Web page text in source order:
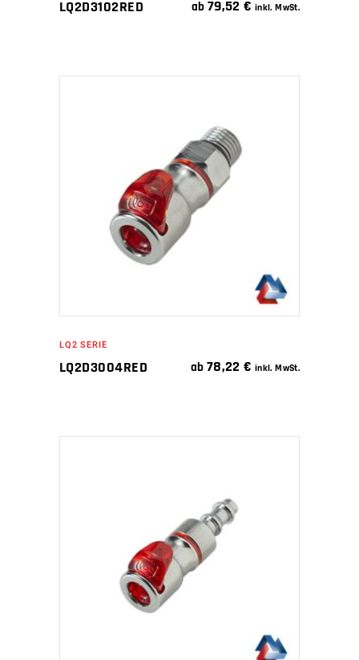
LQ2D3102RED ab 79,52€ inkl. MwSt.
IN DEN WARENKORB
LQ2 SERIE
LQ2D3004RED ab 78,22€ inkl. MwSt.
IN DEN WARENKORB